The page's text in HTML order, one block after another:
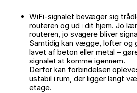
WiFi-signalet bevæger sig
routeren og ud i dit hjem. Jo
routeren, jo svagere bliver
Samtidig kan vægge, lofter og
lavet af beton eller metal –
signalet at komme igennem.
Derfor kan forbindelsen
ustabil i rum, der ligger langt
etage.